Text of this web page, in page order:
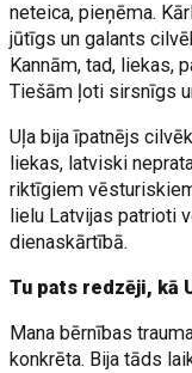
neteica, pieņēma.
jūtīgs un galants
Kannām, tad, liekas,
Tiešām ļoti sirsnīgs
Uļa bija īpatnējs
liekas, latviski
riktīgiem
lielu Latvijas patrioti
dienaskārtībā.
Tu pats redzēji, kā
Mana bērnības
konkrēta. Bija tāds